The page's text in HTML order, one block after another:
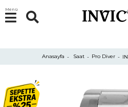
Menü
Anasayfa Saat Pro Diver